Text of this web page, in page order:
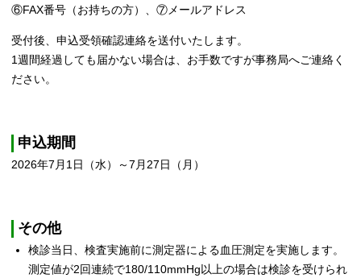
⑥FAX番号（お持ちの方）、⑦メールアドレス
受付後、申込受領確認連絡を送付いたします。
1週間経過しても届かない場合は、お手数ですが事務局へご連絡く
ださい。
申込期間
2026年7月1日（水）～7月27日（月）
その他
検診当日、検査実施前に測定器による血圧測定を実施します。
測定値が2回連続で180/110mmHg以上の場合は検診を受けられ